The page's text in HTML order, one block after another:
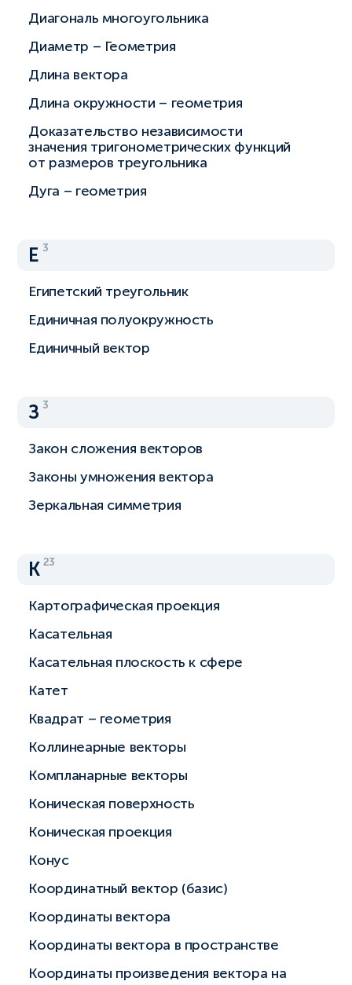
Диагональ многоугольника
Диаметр – Геометрия
Длина вектора
Длина окружности – геометрия
Доказательство независимости
значения тригонометрических функций
от размеров треугольника
Дуга – геометрия
Е 3
Египетский треугольник
Единичная полуокружность
Единичный вектор
З 3
Закон сложения векторов
Законы умножения вектора
Зеркальная симметрия
К 23
Картографическая проекция
Касательная
Касательная плоскость к сфере
Катет
Квадрат – геометрия
Коллинеарные векторы
Компланарные векторы
Коническая поверхность
Коническая проекция
Конус
Координатный вектор (базис)
Координаты вектора
Координаты вектора в пространстве
Координаты произведения вектора на